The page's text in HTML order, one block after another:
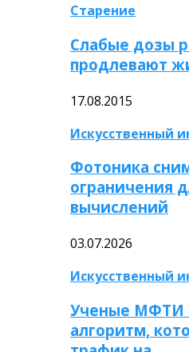
Старение
Слабые дозы
продлевают
17.08.2015
Искусственный
Фотоника
ограничения
вычислений
03.07.2026
Искусственный
Ученые МФТИ
алгоритм,